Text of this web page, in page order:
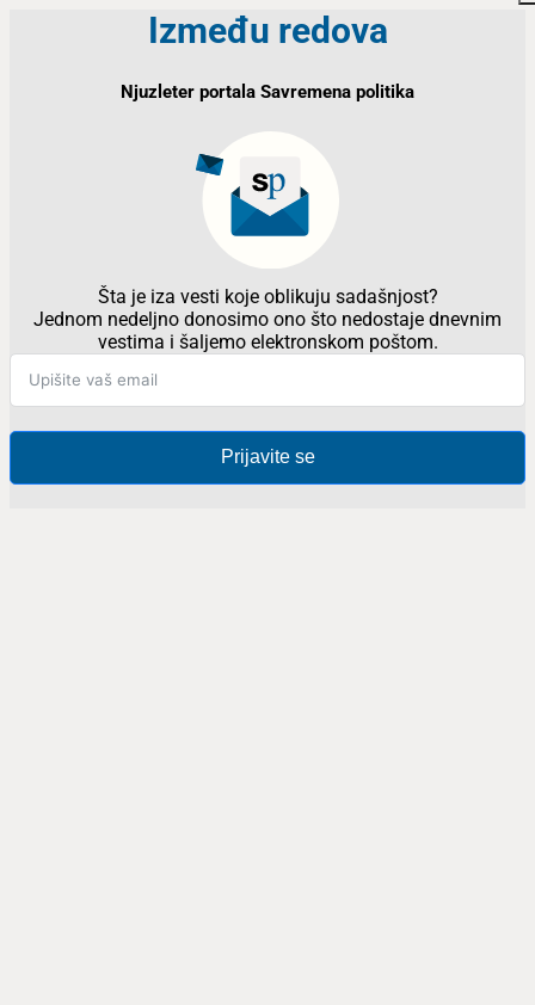
Između redova
Njuzleter portala Savremena politika
Šta je iza vesti koje oblikuju sadašnjost?
Jednom nedeljno donosimo ono što nedostaje dnevnim
vestima i šaljemo elektronskom poštom.
Prijavite se